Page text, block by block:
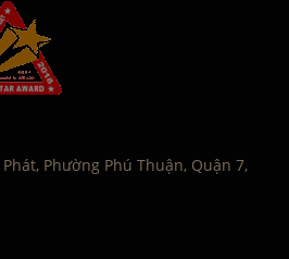
Phường Phú Thuận, Quận 7,